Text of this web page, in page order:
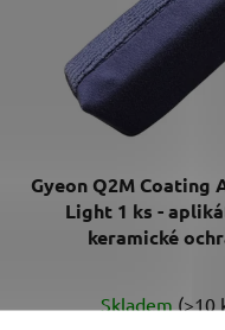
Gyeon Q2M Coating
Light 1 ks -
keramické
Skladem(>10